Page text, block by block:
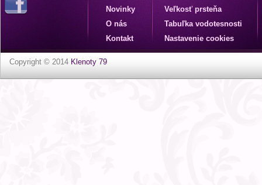
Novinky
O nás
Kontakt
Veľkosť prsteňa
Tabuľka vodotesnosti
Nastavenie cookies
Copyright © 2014 Klenoty 79